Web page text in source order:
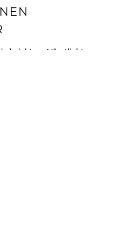
nicht veröffentlicht.